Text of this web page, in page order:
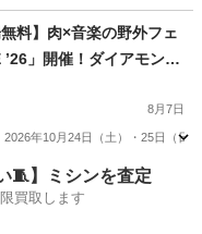
マルシェ
料】肉×音楽の野外フェ
」開催！ダイアモンド
吉田山田による「吉
出演決定！町田シバヒ
料理が集結！家族・子
すすめ
8月7日
年10月24日（土）・25日（
会場🧵】ミシンを査定
買取します